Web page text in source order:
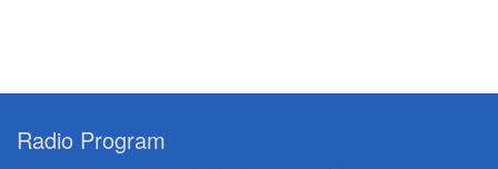
Radio Program